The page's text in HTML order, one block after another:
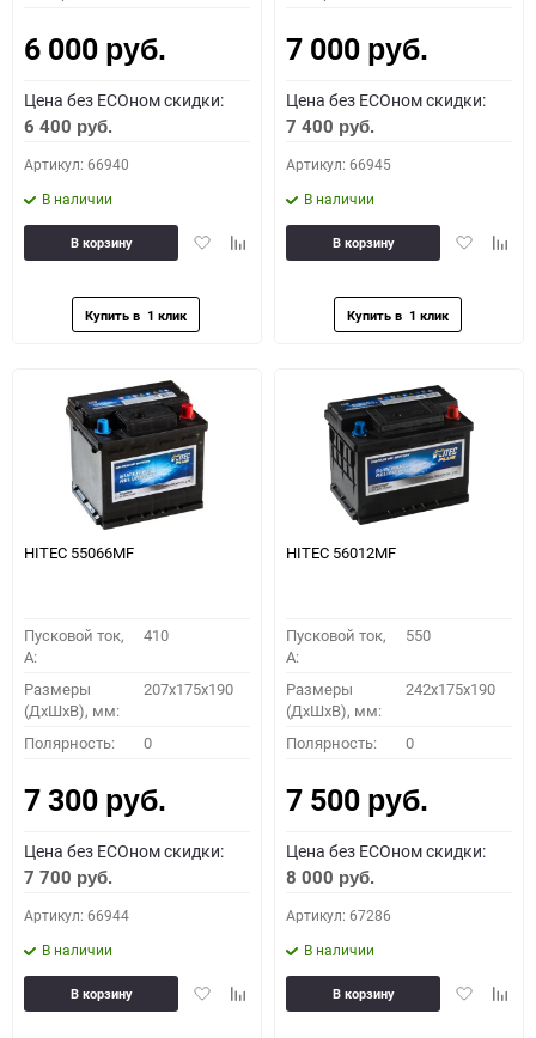
6 000 руб.
Цена без ECOном скидки:
6 400 руб.
Артикул: 66940
В наличии
ДобавитьДобавить
В корзину
7 000 руб.
Цена без ECOном скидки:
7 400 руб.
Артикул: 66945
В наличии
Добавить
В корзину
HITEC 55066MF
Пусковой ток,
A:
410
Размеры
(ДхШхВ), мм:
207x175x190
Полярность: 0
7 300 руб.
Цена без ECOном скидки:
7 700 руб.
Артикул: 66944
В наличии
ДобавитьДобавить
В корзину
HITEC 56012MF
Пусковой ток,
A:
550
Размеры
(ДхШхВ), мм:
242x175x190
Полярность: 0
7 500 руб.
Цена без ECOном скидки:
8 000 руб.
Артикул: 67286
В наличии
Добавить
В корзину